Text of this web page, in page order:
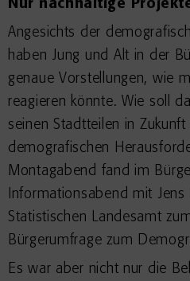
Nur nachhaltige
Angesichts der
haben Jung und Alt in der
genaue Vorstellungen, wie
reagieren könnte. Wie soll
seinen Stadtteilen in
demografischen
Montagabend fand im
Informationsabend mit
Statistischen Landesamt
Bürgerumfrage zum
Es war aber nicht nur die